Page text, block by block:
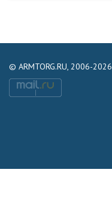
© ARMTORG.RU, 2006-2026